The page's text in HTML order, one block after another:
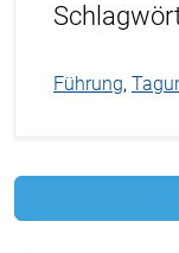
Führung,